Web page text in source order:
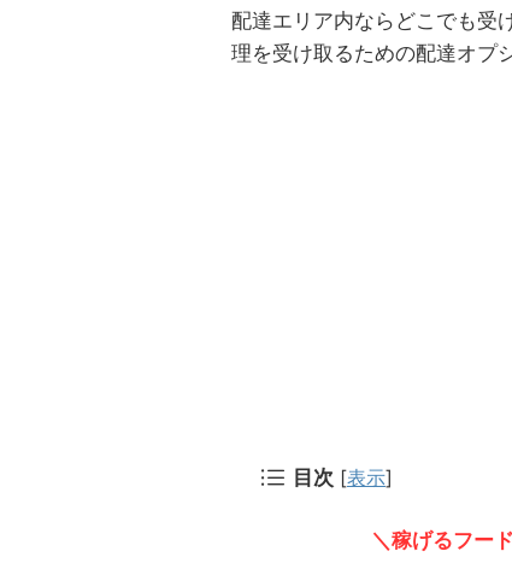
配達エリア内ならどこでも受
理を受け取るための配達オプ
目次 [表示]
＼稼げるフー